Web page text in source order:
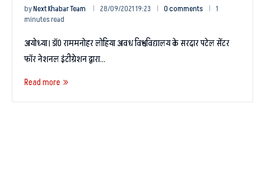
byNext Khabar Team 28/09/2021 19:23 0 comments
1
minutes read
अयोध्या। डॉ0 राममनोहर लोहिया अवध विश्वविद्यालय के सरदार पटेल सेंटर
फॉर नेशनल इंटीग्रेशन द्वारा…
Read more